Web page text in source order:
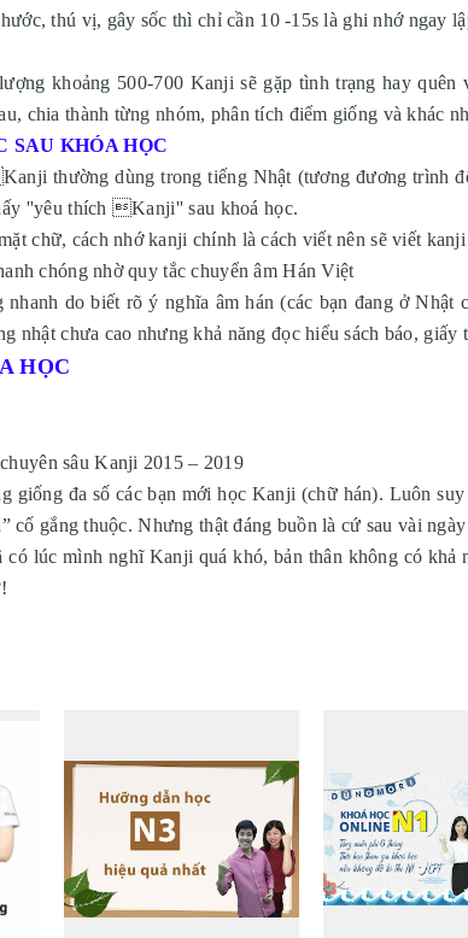
thú vị, gây sốc thì chỉ cần 10 -15s là ghi nhớ ngay
khoảng 500-700 Kanji sẽ gặp tình trạng hay quên
chia thành từng nhóm, phân tích điểm giống và khác
SAU KHÓA HỌC
thường dùng trong tiếng Nhật (tương đương trình
''yêu thích Kanji'' sau khoá học.
chữ, cách nhớ kanji chính là cách viết nên sẽ viết kanji
chóng nhờ quy tắc chuyển âm Hán Việt
do biết rõ ý nghĩa âm hán (các bạn đang ở Nhật
nhật chưa cao nhưng khả năng đọc hiểu sách báo,
HỌC
sâu Kanji 2015 – 2019
giống đa số các bạn mới học Kanji (chữ hán). Luôn
cố gắng thuộc. Nhưng thật đáng buồn là cứ sau vài
có lúc mình nghĩ Kanji quá khó, bản thân không có khả